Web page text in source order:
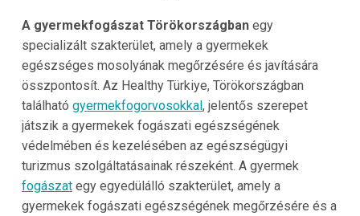
A gyermekfogászat Törökországbanegy
specializált szakterület, amely a gyermekek
egészséges mosolyának megőrzésére és javítására
összpontosít. Az Healthy Türkiye, Törökországban
található gyermekfogorvosokkal , jelentős szerepet
játszik a gyermekek fogászati egészségének
védelmében és kezelésében az egészségügyi
turizmus szolgáltatásainak részeként. A gyermek
fogászategy egyedülálló szakterület, amely a
gyermekek fogászati egészségének megőrzésére és a